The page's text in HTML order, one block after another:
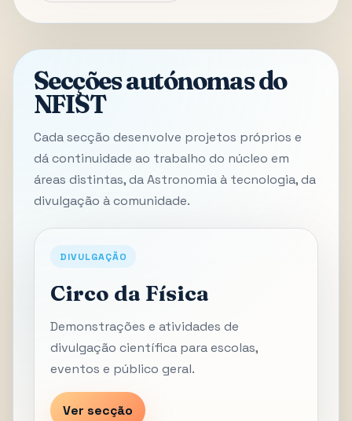
Secções autónomas do
NFIST
Cada secção desenvolve projetos próprios e
dá continuidade ao trabalho do núcleo em
áreas distintas, da Astronomia à tecnologia, da
divulgação à comunidade.
DIVULGAÇÃO
Circo da Física
Demonstrações e atividades de
divulgação científica para escolas,
eventos e público geral.
Ver secção